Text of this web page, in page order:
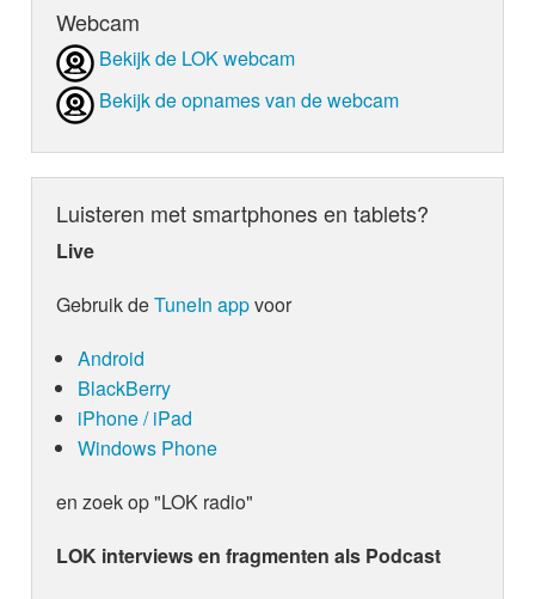
Webcam
Bekijk de LOK webcam
Bekijk de opnames van de webcam
Luisteren met smartphones en tablets?
Live
Gebruik deTuneIn appvoor
Android
BlackBerry
iPhone / iPad
Windows Phone
en zoek op "LOK radio"
LOK interviews en fragmenten als Podcast